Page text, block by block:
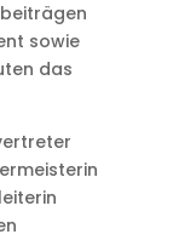
sowie
das